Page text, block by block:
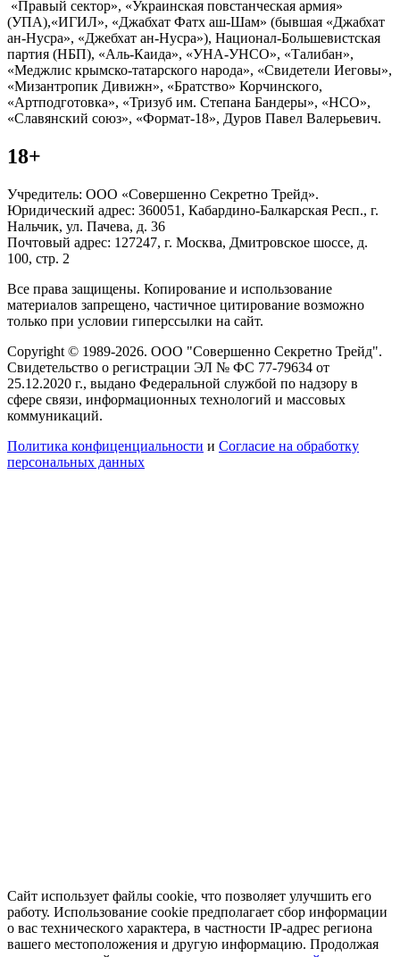
«Правый сектор», «Украинская повстанческая армия»
(УПА),«ИГИЛ», «Джабхат Фатх аш-Шам» (бывшая «Джабхат
ан-Нусра», «Джебхат ан-Нусра»), Национал-Большевистская
партия (НБП), «Аль-Каида», «УНА-УНСО», «Талибан»,
«Меджлис крымско-татарского народа», «Свидетели Иеговы»,
«Мизантропик Дивижн», «Братство» Корчинского,
«Артподготовка», «Тризуб им. Степана Бандеры», «НСО»,
«Славянский союз», «Формат-18», Дуров Павел Валерьевич.
18+
Учредитель: ООО «Совершенно Секретно Трейд».
Юридический адрес: 360051, Кабардино-Балкарская Респ., г.
Нальчик, ул. Пачева, д. 36
Почтовый адрес: 127247, г. Москва, Дмитровское шоссе, д.
100, стр. 2
Все права защищены. Копирование и использование
материалов запрещено, частичное цитирование возможно
только при условии гиперссылки на сайт.
Copyright © 1989-2026. ООО "Совершенно Секретно Трейд".
Свидетельство о регистрации ЭЛ № ФС 77-79634 от
25.12.2020 г., выдано Федеральной службой по надзору в
сфере связи, информационных технологий и массовых
коммуникаций.
Политика конфиценциальности и Согласие на обработку
персональных данных
Сайт использует файлы cookie, что позволяет улучшить его
работу. Использование cookie предполагает сбор информации
о вас технического характера, в частности IP-адрес региона
вашего местоположения и другую информацию. Продолжая